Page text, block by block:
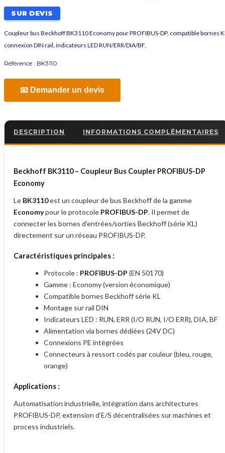
SUR DEVIS
Coupleur bus Beckhoff BK3110 Economy pour PROFIBUS-DP, compatible bornes
connexion DIN rail, indicateurs LED RUN/ERR/DIA/BF.
Référence : BK3110
📧 Demander un devis
DESCRIPTION INFORMATIONS COMPLÉMENTAIRES
Beckhoff BK3110 – Coupleur Bus Coupler PROFIBUS-DP
Economy
Le BK3110est un coupleur de bus Beckhoff de la gamme
Economypour le protocole PROFIBUS-DP. Il permet de
connecter les bornes d’entrées/sorties Beckhoff (série KL)
directement sur un réseau PROFIBUS-DP.
Caractéristiques principales :
Protocole : PROFIBUS-DP (EN 50170)
Gamme : Economy (version économique)
Compatible bornes Beckhoff série KL
Montage sur rail DIN
Indicateurs LED : RUN, ERR (I/O RUN, I/O ERR), DIA, BF
Alimentation via bornes dédiées (24V DC)
Connexions PE intégrées
Connecteurs à ressort codés par couleur (bleu, rouge,
orange)
Applications :
Automatisation industrielle, intégration dans architectures
PROFIBUS-DP, extension d’E/S décentralisées sur machines et
process industriels.